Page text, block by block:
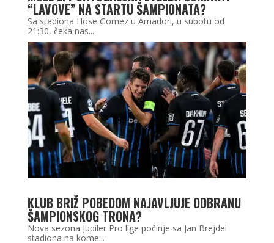
“LAVOVE” NA STARTU ŠAMPIONATA?
Sa stadiona Hose Gomez u Amadori, u subotu od
21:30, čeka nas...
KLUB BRIŽ POBEDOM NAJAVLJUJE ODBRANU
ŠAMPIONSKOG TRONA?
Nova sezona Jupiler Pro lige počinje sa Jan Brejdel
stadiona na kome...